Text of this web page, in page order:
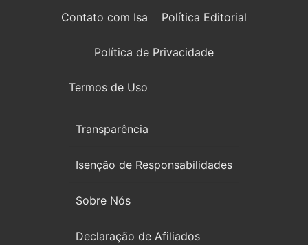
Contato com Isa Política Editorial
Política de Privacidade
Termos de Uso
Transparência
Isenção de Responsabilidades
Sobre Nós
Declaração de Afiliados